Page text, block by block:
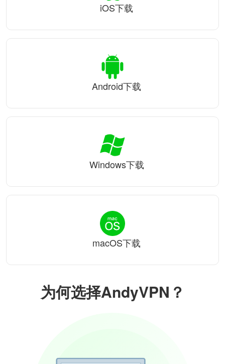
为何选择AndyVPN？
iOS下载
Android下载
Windows下载
macOS下载